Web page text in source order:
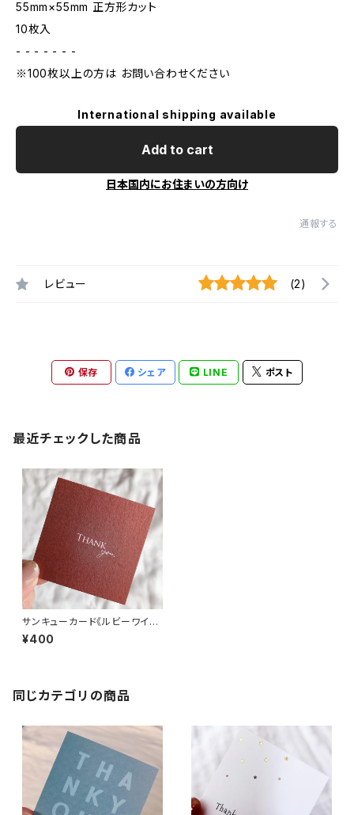
55mm×55mm 正方形カット
10枚入
- - - - - - -
※100枚以上の方は お問い合わせください
International shipping available
Add to cart
日本国内にお住まいの方向け
通報する
レビュー (2)
保存 シェア LINE ポスト
最近チェックした商品
サンキューカード《ルビーワイ
ン》
¥400
同じカテゴリの商品